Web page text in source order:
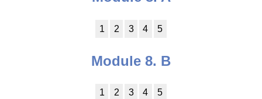
1 2 3 4 5
Module 8. B
1 2 3 4 5